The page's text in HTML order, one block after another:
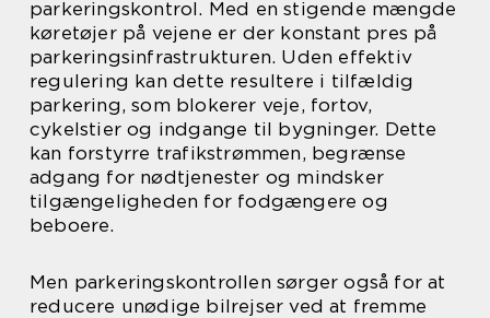
parkeringskontrol. Med en stigende mængde
køretøjer på vejene er der konstant pres på
parkeringsinfrastrukturen. Uden effektiv
regulering kan dette resultere i tilfældig
parkering, som blokerer veje, fortov,
cykelstier og indgange til bygninger. Dette
kan forstyrre trafikstrømmen, begrænse
adgang for nødtjenester og mindsker
tilgængeligheden for fodgængere og
beboere.
Men parkeringskontrollen sørger også for at
reducere unødige bilrejser ved at fremme